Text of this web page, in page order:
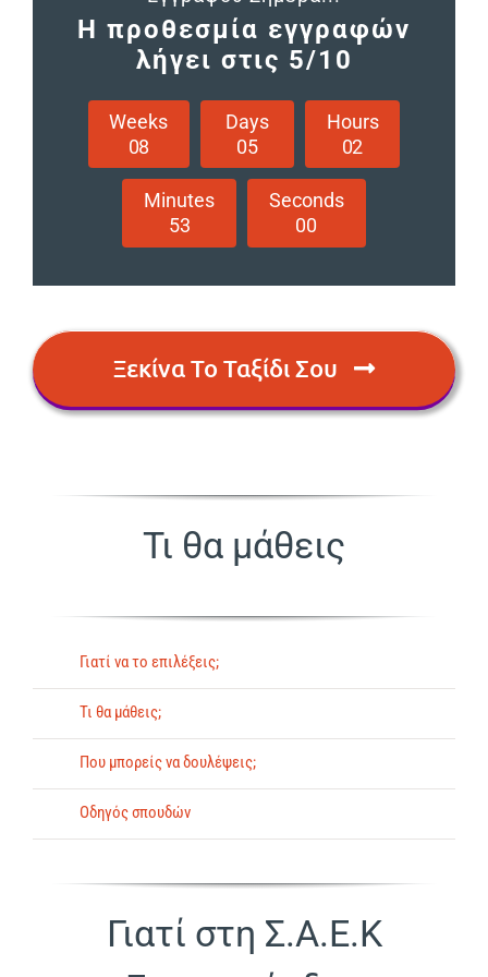
Η προθεσμία εγγραφών
λήγει στις 5/10
08
Weeks
05
Days
02
Hours
52
Minutes
59
Seconds
Ξεκίνα Το Ταξίδι Σου
Τι θα μάθεις
Γιατί να το επιλέξεις;
Τι θα μάθεις;
Που μπορείς να δουλέψεις;
Οδηγός σπουδών
Γιατί στη Σ.Α.Ε.Κ